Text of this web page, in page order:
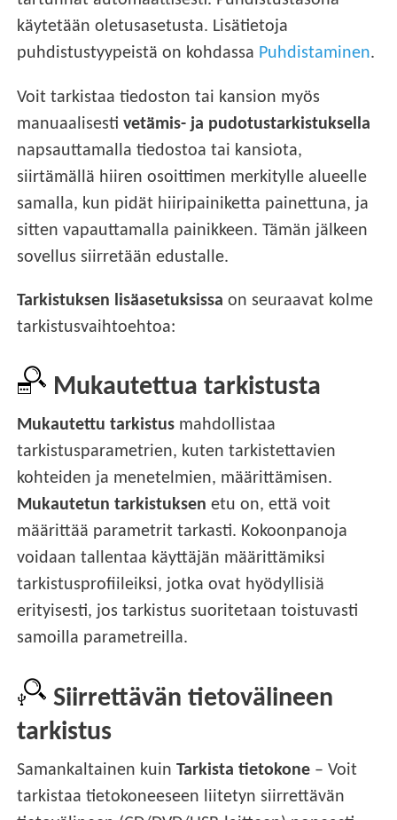
käytetään oletusasetusta. Lisätietoja
puhdistustyypeistä on kohdassa Puhdistaminen.
Voit tarkistaa tiedoston tai kansion myös
manuaalisesti vetämis- ja pudotustarkistuksella
napsauttamalla tiedostoa tai kansiota,
siirtämällä hiiren osoittimen merkitylle alueelle
samalla, kun pidät hiiripainiketta painettuna, ja
sitten vapauttamalla painikkeen. Tämän jälkeen
sovellus siirretään edustalle.
Tarkistuksen lisäasetuksissa on seuraavat kolme
tarkistusvaihtoehtoa:
Mukautettua tarkistusta
Mukautettu tarkistus mahdollistaa
tarkistusparametrien, kuten tarkistettavien
kohteiden ja menetelmien, määrittämisen.
Mukautetun tarkistuksen etu on, että voit
määrittää parametrit tarkasti. Kokoonpanoja
voidaan tallentaa käyttäjän määrittämiksi
tarkistusprofiileiksi, jotka ovat hyödyllisiä
erityisesti, jos tarkistus suoritetaan toistuvasti
samoilla parametreilla.
Siirrettävän tietovälineen
tarkistus
Samankaltainen kuinTarkista tietokone – Voit
tarkistaa tietokoneeseen liitetyn siirrettävän